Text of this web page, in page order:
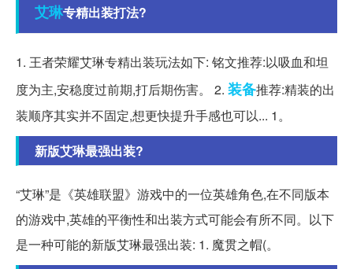
艾琳专精出装打法?
1. 王者荣耀艾琳专精出装玩法如下: 铭文推荐:以吸血和坦
度为主,安稳度过前期,打后期伤害。 2. 装备推荐:精装的出
装顺序其实并不固定,想更快提升手感也可以... 1。
新版艾琳最强出装?
“艾琳”是《英雄联盟》游戏中的一位英雄角色,在不同版本
的游戏中,英雄的平衡性和出装方式可能会有所不同。以下
是一种可能的新版艾琳最强出装: 1. 魔贯之帽(。